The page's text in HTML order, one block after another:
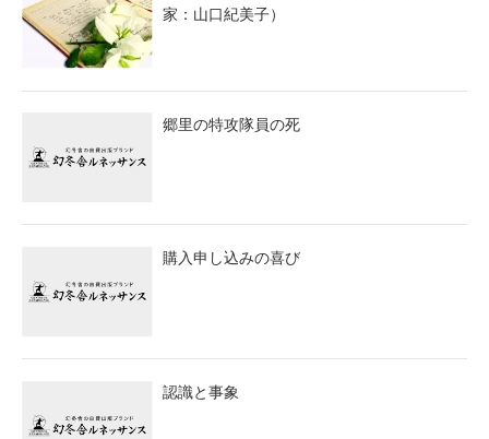
家：山口紀美子）
郷里の特攻隊員の死
購入申し込みの喜び
認識と事象